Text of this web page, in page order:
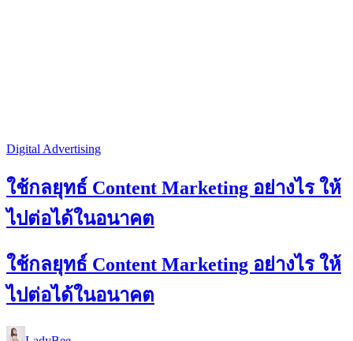
Digital Advertising
ใช้กลยุทธ์ Content Marketing อย่างไร ให้
ไปต่อได้ในอนาคต
ใช้กลยุทธ์ Content Marketing อย่างไร ให้
ไปต่อได้ในอนาคต